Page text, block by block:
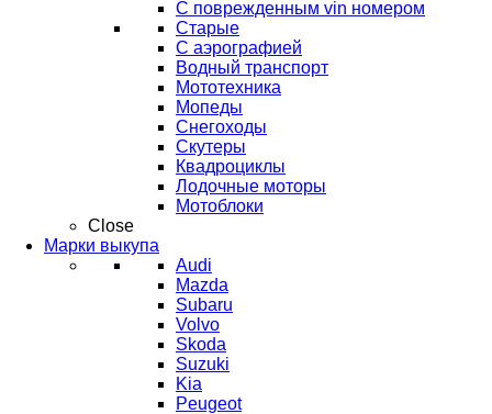
С поврежденным vin номером
Старые
С аэрографией
Водный транспорт
Мототехника
Мопеды
Снегоходы
Скутеры
Квадроциклы
Лодочные моторы
Мотоблоки
Close
Марки выкупа
Audi
Mazda
Subaru
Volvo
Skoda
Suzuki
Kia
Peugeot